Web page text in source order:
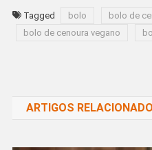
Tagged bolo
bolo de
bolo de cenoura vegano
ARTIGOS